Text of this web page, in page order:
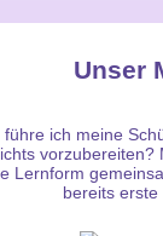
Unser
führe ich meine
vorzubereiten?
Lernform
bereits